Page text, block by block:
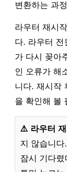
변환하는 과
라우터 재시
다. 라우터 전
가 다시 꽂아
인 오류가 해
니다. 재시작
을 확인해 볼
⚠️ 라우터
지 않습니
잠시 기다